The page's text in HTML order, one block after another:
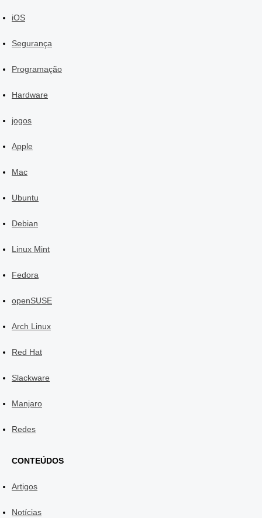
iOS
Segurança
Programação
Hardware
jogos
Apple
Mac
Ubuntu
Debian
Linux Mint
Fedora
openSUSE
Arch Linux
Red Hat
Slackware
Manjaro
Redes
CONTEÚDOS
Artigos
Notícias